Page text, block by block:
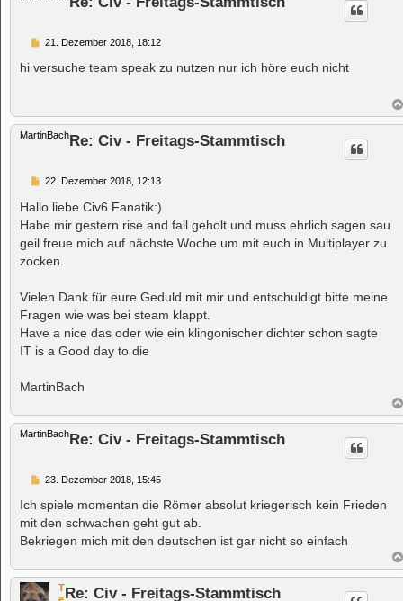
B
i
21. Dezember 2018, 18:12
hi versuche team speak zu nutzen nur ich höre euch nicht
MartinBachRe: Civ - Freitags-Stammtisch
B
i
t
r
a
g
22. Dezember 2018, 12:13
Hallo liebe Civ6 Fanatik:)
Habe mir gestern rise and fall geholt und muss ehrlich sagen sau
geil freue mich auf nächste Woche um mit euch in Multiplayer zu
zocken.
Vielen Dank für eure Geduld mit mir und entschuldigt bitte meine
Fragen wie was bei steam klappt.
Have a nice das oder wie ein klingonischer dichter schon sagte
IT is a Good day to die
MartinBach
MartinBachRe: Civ - Freitags-Stammtisch
B
i
r
a
g
23. Dezember 2018, 15:45
Ich spiele momentan die Römer absolut kriegerisch kein Frieden
mit den schwachen geht gut ab.
Bekriegen mich mit den deutschen ist gar nicht so einfach
TRe: Civ - Freitags-Stammtisch